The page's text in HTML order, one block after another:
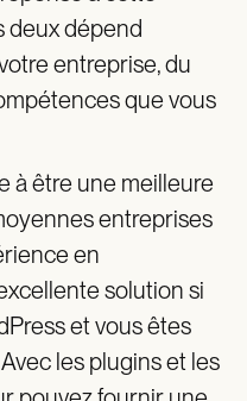
deux dépend
entreprise, du
que vous
à être une meilleure
entreprises
en
solution si
et vous êtes
les plugins et les